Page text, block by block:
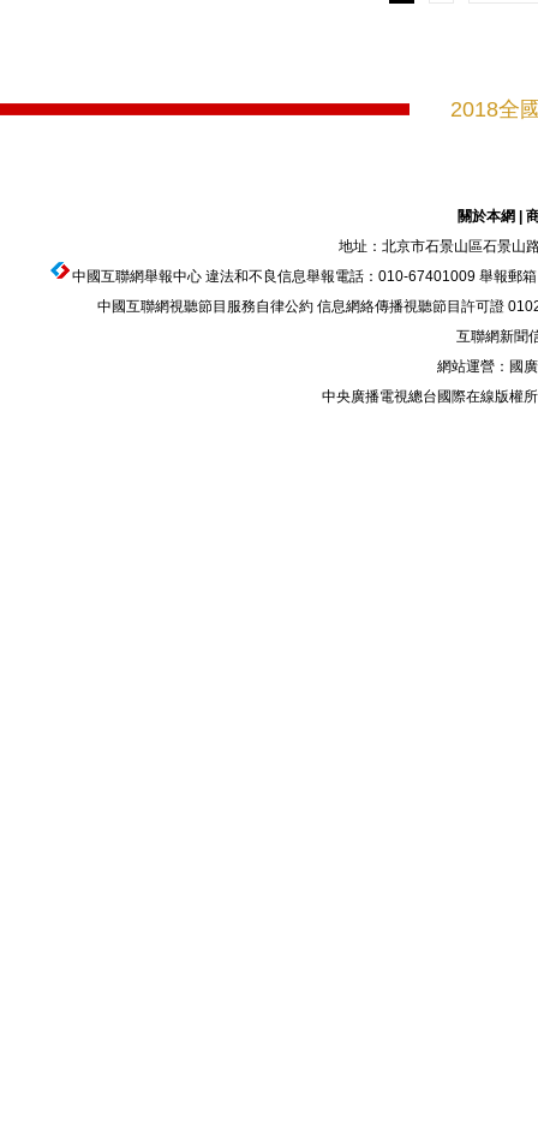
2018全
關於本網
地址：北京市石景山區石景山
中國互聯網舉報中心違法和不良信息舉報電話：010-67401009 舉報郵
中國互聯網視聽節目服務自律公約信息網絡傳播視聽節目許可證
互聯網新聞
網站運營：國
中央廣播電視總台國際在線版權